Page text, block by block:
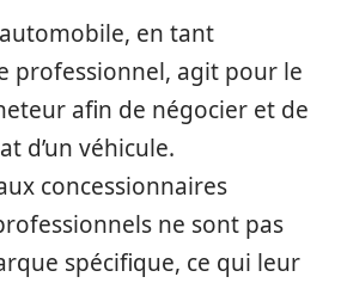
en tant
professionnel, agit pour le
afin de négocier et de
d’un véhicule.
concessionnaires
ne sont pas
spécifique, ce qui leur